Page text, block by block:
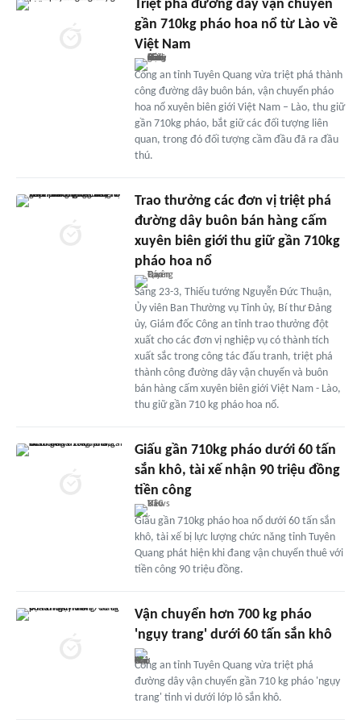
Triệt phá đường dây vận chuyển
gần 710kg pháo hoa nổ từ Lào về
Việt Nam
Công an tỉnh Tuyên Quang vừa triệt phá thành
công đường dây buôn bán, vận chuyển pháo
hoa nổ xuyên biên giới Việt Nam – Lào, thu giữ
gần 710kg pháo, bắt giữ các đối tượng liên
quan, trong đó đối tượng cầm đầu đã ra đầu
thú.
Trao thưởng các đơn vị triệt phá
đường dây buôn bán hàng cấm
xuyên biên giới thu giữ gần 710kg
pháo hoa nổ
Sáng 23-3, Thiếu tướng Nguyễn Đức Thuận,
Ủy viên Ban Thường vụ Tỉnh ủy, Bí thư Đảng
ủy, Giám đốc Công an tỉnh trao thưởng đột
xuất cho các đơn vị nghiệp vụ có thành tích
xuất sắc trong công tác đấu tranh, triệt phá
thành công đường dây vận chuyển và buôn
bán hàng cấm xuyên biên giới Việt Nam - Lào,
thu giữ gần 710 kg pháo hoa nổ.
Giấu gần 710kg pháo dưới 60 tấn
sắn khô, tài xế nhận 90 triệu đồng
tiền công
Giấu gần 710kg pháo hoa nổ dưới 60 tấn sắn
khô, tài xế bị lực lượng chức năng tỉnh Tuyên
Quang phát hiện khi đang vận chuyển thuê với
tiền công 90 triệu đồng.
Vận chuyển hơn 700 kg pháo
'ngụy trang' dưới 60 tấn sắn khô
Công an tỉnh Tuyên Quang vừa triệt phá
đường dây vận chuyển gần 710 kg pháo 'ngụy
trang' tinh vi dưới lớp lô sắn khô.